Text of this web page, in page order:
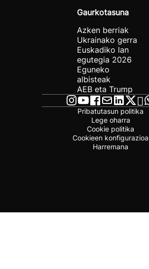
Gaurkotasuna
Azken berriak
Ukrainako gerra
Euskadiko lan
egutegia 2026
Eguneko
albisteak
AEB eta Trump
Pribatutasun politika
Lege oharra
Cookie politika
Cookieen konfigurazioa
Harremana